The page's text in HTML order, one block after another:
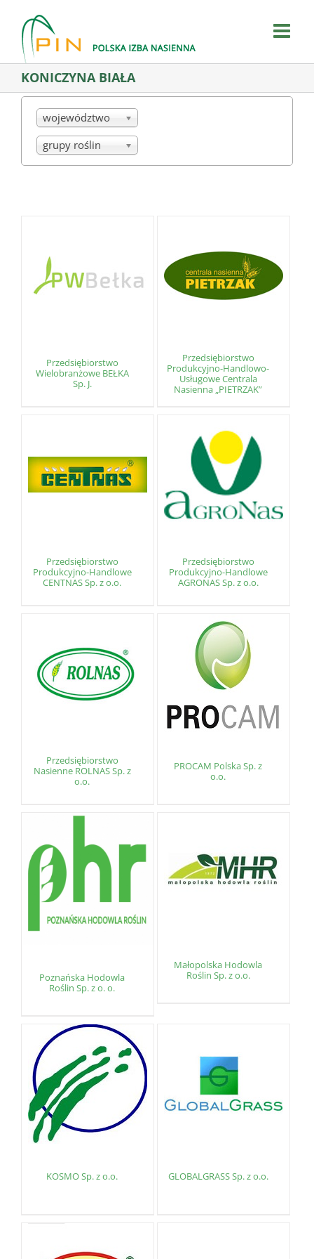
content
KONICZYNA BIAŁA
województwo
grupy roślin
Przedsiębiorstwo
Wielobranżowe BEŁKA
Sp. J.
Przedsiębiorstwo
Produkcyjno-Handlowo-
Usługowe Centrala
Nasienna „PIETRZAK”
Przedsiębiorstwo
Produkcyjno-Handlowe
CENTNAS Sp. z o.o.
Przedsiębiorstwo
Produkcyjno-Handlowe
AGRONAS Sp. z o.o.
Przedsiębiorstwo
Nasienne ROLNAS Sp. z
o.o.
PROCAM Polska Sp. z
o.o.
Poznańska Hodowla
Roślin Sp. z o. o.
Małopolska Hodowla
Roślin Sp. z o.o.
KOSMO Sp. z o.o. GLOBALGRASS Sp. z o.o.